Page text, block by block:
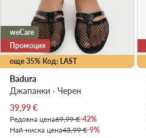
още 35% Код: LAST
weCare
Промоция
Badura
Джапанки · Черен
Актуална цена
39,99€
Редовна цена69,99 €-42%
Най-ниска цена43,99 €-9%